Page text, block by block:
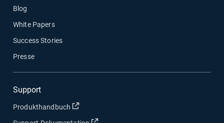
Blog
White Papers
Success Stories
Presse
Support
Produkthandbuch In neuem Fenster öffnen